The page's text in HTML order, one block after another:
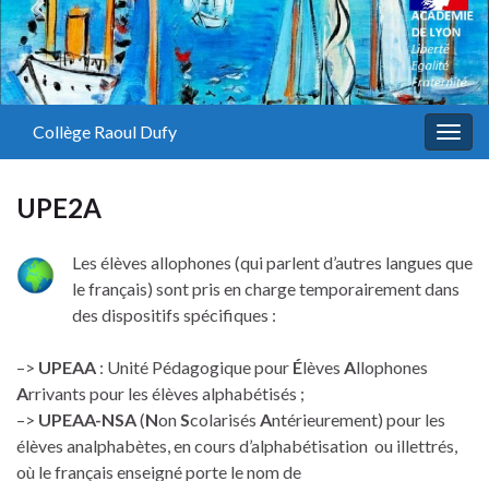
Collège Raoul Dufy
UPE2A
Les élèves allophones (qui parlent d’autres langues que
le français) sont pris en charge temporairement dans
des dispositifs spécifiques :
–> UPEAA : Unité Pédagogique pour Élèves Allophones
Arrivants pour les élèves alphabétisés ;
–> UPEAA-NSA(Non Scolarisés Antérieurement) pour les
élèves analphabètes, en cours d’alphabétisation ou illettrés,
où le français enseigné porte le nom de